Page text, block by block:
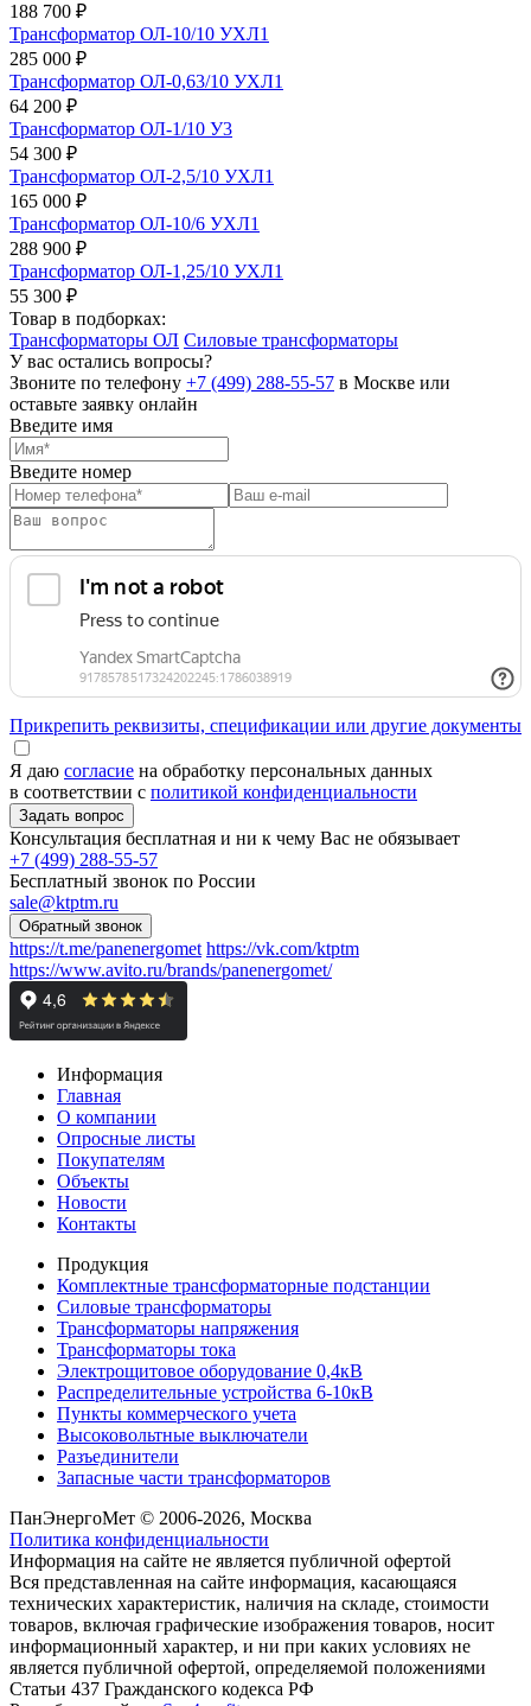
188 700 ₽
Трансформатор ОЛ-10/10 УХЛ1
285 000 ₽
Трансформатор ОЛ-0,63/10 УХЛ1
64 200 ₽
Трансформатор ОЛ-1/10 У3
54 300 ₽
Трансформатор ОЛ-2,5/10 УХЛ1
165 000 ₽
Трансформатор ОЛ-10/6 УХЛ1
288 900 ₽
Трансформатор ОЛ-1,25/10 УХЛ1
55 300 ₽
Товар в подборках:
Трансформаторы ОЛ Силовые трансформаторы
У вас остались вопросы?
Звоните по телефону +7 (499) 288-55-57 в Москве или
оставьте заявку онлайн
Введите имя
Введите номер
Прикрепить реквизиты, спецификации или другие документы
Я даю согласие на обработку персональных данных
в соответствии с политикой конфиденциальности
Консультация бесплатная и ни к чему Вас не обязывает
+7 (499) 288-55-57
Бесплатный звонок по России
sale@ktptm.ru
https://t.me/panenergomet https://vk.com/ktptm
https://www.avito.ru/brands/panenergomet/
Информация
Главная
О компании
Опросные листы
Покупателям
Объекты
Новости
Контакты
Продукция
Комплектные трансформаторные подстанции
Силовые трансформаторы
Трансформаторы напряжения
Трансформаторы тока
Электрощитовое оборудование 0,4кВ
Распределительные устройства 6-10кВ
Пункты коммерческого учета
Высоковольтные выключатели
Разъединители
Запасные части трансформаторов
ПанЭнергоМет © 2006-2026, Москва
Политика конфиденциальности
Информация на сайте не является публичной офертой
Вся представленная на сайте информация, касающаяся
технических характеристик, наличия на складе, стоимости
товаров, включая графические изображения товаров, носит
информационный характер, и ни при каких условиях не
является публичной офертой, определяемой положениями
Статьи 437 Гражданского кодекса РФ